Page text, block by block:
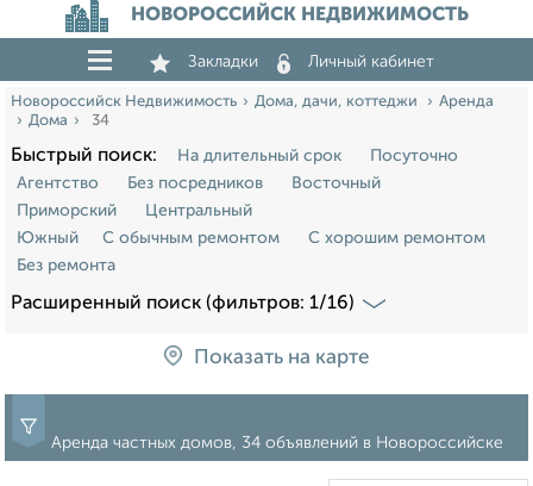
НОВОРОССИЙСК НЕДВИЖИМОСТЬ
Закладки Личный кабинет
Новороссийск Недвижимость Дома, дачи, коттеджи
Аренда
Дома
34
Быстрый поиск: На длительный срок
Посуточно
Агентство
Без посредников
Восточный
Приморский
Центральный
Южный
С обычным ремонтом
С хорошим ремонтом
Без ремонта
Расширенный поиск (фильтров: 1/16)
Показать на карте
Аренда частных домов, 34 объявлений в Новороссийске